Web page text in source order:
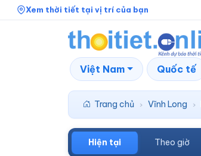
Xem thời tiết tại vị trí của bạn
Việt Nam Quốc tế
Trang chủ › Vĩnh Long ›
Hiện tại Theo giờ